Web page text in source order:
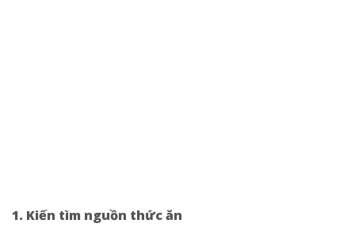
1. Kiến tìm nguồn thức ăn